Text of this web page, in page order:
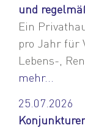
und
Ein
pro Jahr für
Lebens-,
mehr...
25.07.2026